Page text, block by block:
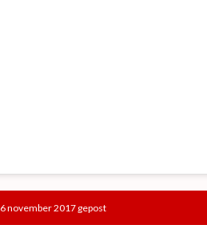
6 november 2017 gepost